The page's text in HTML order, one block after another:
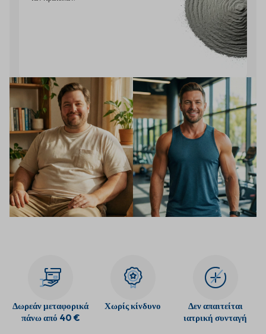
Δωρεάν μεταφορικά
πάνω από 40 €
Χωρίς κίνδυνο
Δεν απαιτείται
ιατρική συνταγή